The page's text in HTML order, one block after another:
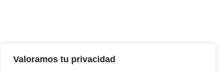
Valoramos tu privacidad